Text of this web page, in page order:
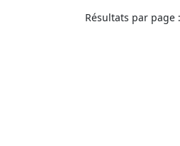
Résultats par page :